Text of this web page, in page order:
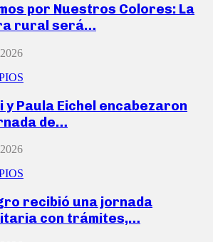
por Nuestros Colores: La
rural será…
y Paula Eichel encabezaron
de…
recibió una jornada
con trámites,…